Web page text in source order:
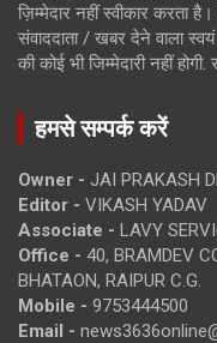
ज़िम्मेदार नहीं स्वीकार करता
संवाददाता / खबर देने वाला
की कोई भी जिम्मेदारी नहीं होगी.
हमसे सम्पर्क करें
Owner - JAI PRAKASH
Editor - VIKASH YADAV
Associate - LAVY
Office - 40, BRAMDEV
BHATAON, RAIPUR C.G.
Mobile - 9753444500
Email -